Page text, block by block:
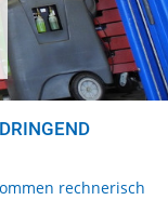
rechnerisch